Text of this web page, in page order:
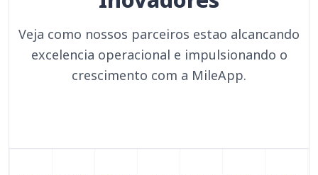
Veja como nossos parceiros estao alcancando
excelencia operacional e impulsionando o
crescimento com a MileApp.